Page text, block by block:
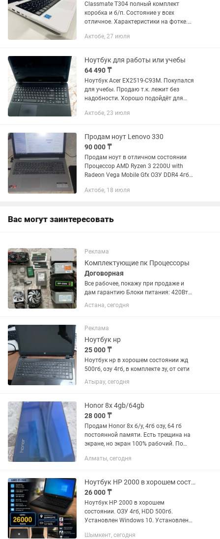
Classmate T304 полный комплект
коробка и б/п. Состояние у всех
отличное. Характеристики на фотке.
Актобе, 27 июля
Ноутбук для работы или учебы
64 490 ₸
Ноутбук Acer EX2519-C93M. Покупался
для учебы. Продаю т.к. лежит без
надобности. Хорошо подойдёт для
комплекте зарядное устройство
Актобе, 23 июля
Продам ноут Lenovo 330
90 000 ₸
Продам ноут в отличном состоянии
Процессор AMD Ryzen 3 2200U with
Radeon Vega Mobile Gfx ОЗУ DDR4 4гб
Radeon Vega 3 Graphics (242mb)
Актобе, 18 июля
Вас могут заинтересовать
Реклама
Комплектующие пк Процессоры
Договорная
Все рабочее, покажу при продаже и
дам гарантию Блоки питания: 420Вт
Цена 5000 500Вт 6 пин. Цена 7000
550Вт Gamemax GP-550 6+2 6+2 пин
500 за один...
Астана, сегодня
Реклама
Ноутбук нр
25 000 ₸
Ноутбук нр в хорошем состоянии жд
500гб, озу 4гб, в комплекте зу, от сети
Атырау, сегодня
Honor 8x 4gb/64gb
28 000 ₸
Продам Honor 8x б/у, 4гб озу, 64 гб
постоянной памяти. Есть трещина на
экране, но экран 100% рабочий. По
зарядки.
Алматы, сегодня
Ноутбук HP 2000 в хорошем состоянии
26 000 ₸
Ноутбук HP 2000 в хорошем
состоянии. ОЗУ 4гб, HDD 500гб.
Установлен Windows 10. Установлен
Шымкент, сегодня